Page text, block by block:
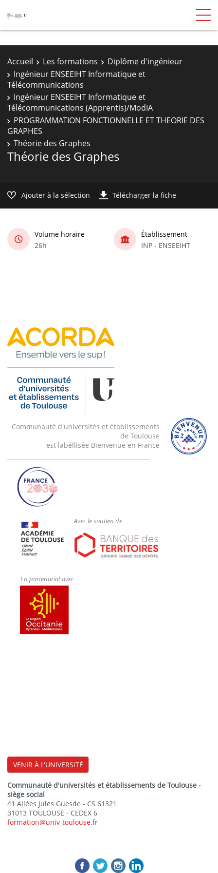
Accueil Les formations
Diplôme d'ingénieur
Ingénieur ENSEEIHT Informatique et
Télécommunications
Ingénieur ENSEEIHT Informatique et
Télécommunications (Apprentis)/ModIA
PROGRAMMATION FONCTIONNELLE ET THEORIE DES
GRAPHES
Théorie des Graphes
Théorie des Graphes
Ajouter à la sélection Télécharger la fiche
Volume horaire
26h
Établissement
INP - ENSEEIHT
Communauté d'universités et établissements
de Toulouse
est labéllisée Bienvenue en France
Avec le soutien de
En partenariat avec
VENIR À L'UNIVERSITÉ
Communauté d'universités et établissements de Toulouse -
siège social
41 Allées Jules Guesde - CS 61321
31013 TOULOUSE - CEDEX 6
formation@univ-toulouse.fr